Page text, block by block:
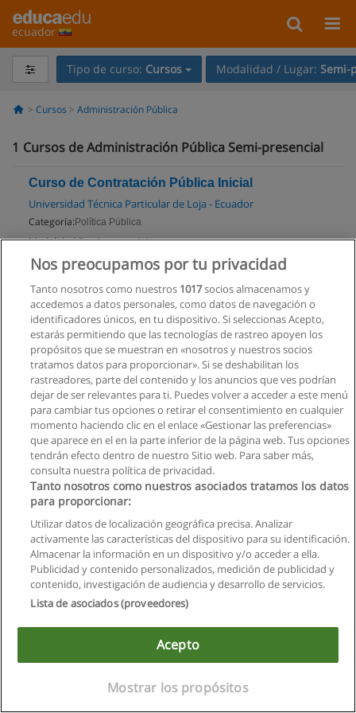
ecuador
Tipo de curso: Cursos Modalidad / Lugar: Semi-
Cursos Administración Pública
1 Cursos de Administración Pública Semi-presencial
Curso de Contratación Pública Inicial
Universidad Técnica Particular de Loja - Ecuador
Categoría: Política Pública
Modalidad:Semi-presencial
Solicita información
Reglas de uso
Privacidad de datos
Copyright © Educaedu Business S.L. - CIF : B-95610580: -
www.educaedu.com.ec
Nos preocupamos por tu privacidad
Tanto nosotros como nuestros 1017socios almacenamos y
accedemos a datos personales, como datos de navegación o
identificadores únicos, en tu dispositivo. Si seleccionas Acepto,
estarás permitiendo que las tecnologías de rastreo apoyen los
propósitos que se muestran en «nosotros y nuestros socios
tratamos datos para proporcionar». Si se deshabilitan los
rastreadores, parte del contenido y los anuncios que ves podrían
dejar de ser relevantes para ti. Puedes volver a acceder a este menú
para cambiar tus opciones o retirar el consentimiento en cualquier
momento haciendo clic en el enlace «Gestionar las preferencias»
que aparece en el en la parte inferior de la página web. Tus opciones
tendrán efecto dentro de nuestro Sitio web. Para saber más,
consulta nuestra política de privacidad.
Tanto nosotros como nuestros asociados tratamos los datos
para proporcionar:
Utilizar datos de localización geográfica precisa. Analizar
activamente las características del dispositivo para su identificación.
Almacenar la información en un dispositivo y/o acceder a ella.
Publicidad y contenido personalizados, medición de publicidad y
contenido, investigación de audiencia y desarrollo de servicios.
Lista de asociados (proveedores)
Acepto
Mostrar los propósitos